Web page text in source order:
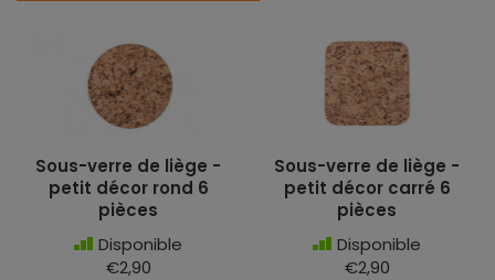
Sous-verre de liège -
petit décor rond 6
pièces
Disponible
€2,90
Sous-verre de liège -
petit décor carré 6
pièces
Disponible
€2,90